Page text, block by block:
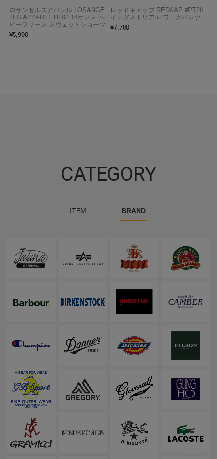
ロサンゼルスアパレル LOSANGE
LES APPAREL HF02 14オンス ヘ
ビーフリース スウェットショーツ
¥5,990
レッドキャップ REDKAP #PT20
インダストリアル ワークパンツ
¥7,700
CATEGORY
ITEM BRAND